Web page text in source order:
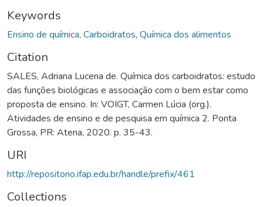
Keywords
Ensino de química, Carboidratos, Química dos alimentos
Citation
SALES, Adriana Lucena de. Química dos carboidratos: estudo
das funções biológicas e associação com o bem estar como
proposta de ensino. In: VOIGT, Carmen Lúcia (org.).
Atividades de ensino e de pesquisa em química 2. Ponta
Grossa, PR: Atena, 2020. p. 35-43.
URI
http://repositorio.ifap.edu.br/handle/prefix/461
Collections